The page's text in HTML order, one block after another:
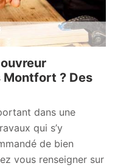
Montfort ? Des
dans une
qui s’y
de bien
vous renseigner sur